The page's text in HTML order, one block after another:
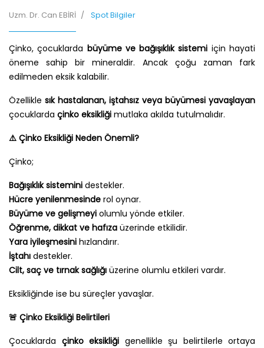
Uzm. Dr. Can EBİRİ Spot Bilgiler
Çinko, çocuklarda büyüme ve bağışıklık sistemi için hayati
öneme sahip bir mineraldir. Ancak çoğu zaman fark
edilmeden eksik kalabilir.
Özellikle sık hastalanan, iştahsız veya büyümesi yavaşlayan
çocuklarda çinko eksikliği mutlaka akılda tutulmalıdır.
⚠️ Çinko Eksikliği Neden Önemli?
Çinko;
Bağışıklık sistemini destekler.
Hücre yenilenmesinde rol oynar.
Büyüme ve gelişmeyi olumlu yönde etkiler.
Öğrenme, dikkat ve hafıza üzerinde etkilidir.
Yara iyileşmesini hızlandırır.
İştahı destekler.
Cilt, saç ve tırnak sağlığı üzerine olumlu etkileri vardır.
Eksikliğinde ise bu süreçler yavaşlar.
🚨 Çinko Eksikliği Belirtileri
Çocuklarda çinko eksikliği genellikle şu belirtilerle ortaya